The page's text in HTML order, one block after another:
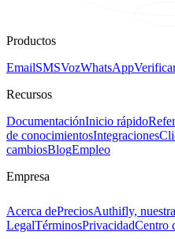
Productos
EmailSMSVozWhatsApp
Recursos
DocumentaciónInicio rápido
de conocimientosIntegraciones
cambiosBlogEmpleo
Empresa
Acerca dePreciosAuthifly,
LegalTérminosPrivacidadCentro